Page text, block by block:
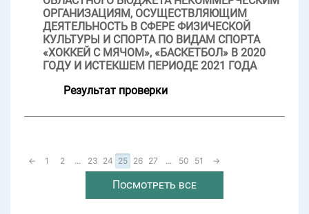
ОРГАНИЗАЦИЯМ, ОСУЩЕСТВЛЯЮЩИМ
ДЕЯТЕЛЬНОСТЬ В СФЕРЕ ФИЗИЧЕСКОЙ
КУЛЬТУРЫ И СПОРТА ПО ВИДАМ СПОРТА
«ХОККЕЙ С МЯЧОМ», «БАСКЕТБОЛ» В 2020
ГОДУ И ИСТЕКШЕМ ПЕРИОДЕ 2021 ГОДА
Результат проверки
← 1 2 ... 23 24 25 26 27 ... 50 51 →
Посмотреть все